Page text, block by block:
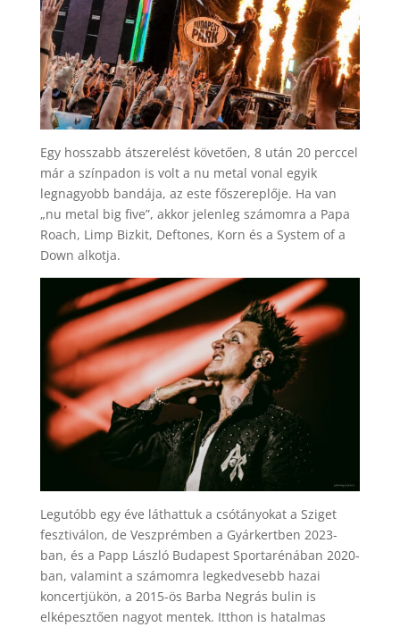
Egy hosszabb átszerelést követően, 8 után 20 perccel
már a színpadon is volt a nu metal vonal egyik
legnagyobb bandája, az este főszereplője. Ha van
„nu metal big five”, akkor jelenleg számomra a Papa
Roach, Limp Bizkit, Deftones, Korn és a System of a
Down alkotja.
Legutóbb egy éve láthattuk a csótányokat a Sziget
fesztiválon, de Veszprémben a Gyárkertben 2023-
ban, és a Papp László Budapest Sportarénában 2020-
ban, valamint a számomra legkedvesebb hazai
koncertjükön, a 2015-ös Barba Negrás bulin is
elképesztően nagyot mentek. Itthon is hatalmas